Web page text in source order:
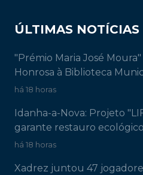
ÚLTIMAS NOTÍCIAS
"Prémio Maria José
Honrosa à Biblioteca
há 18 horas
Idanha-a-Nova: Projeto
garante restauro
há 18 horas
Xadrez juntou 47